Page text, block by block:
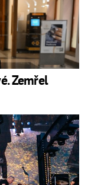
Zemřel